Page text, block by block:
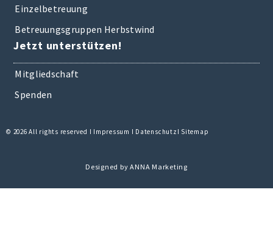
Einzelbetreuung
Betreuungsgruppen Herbstwind
Jetzt unterstützen!
Mitgliedschaft
Spenden
© 2026 All rights reserved I Impressum I Datenschutz I Sitemap
Designed byANNA Marketing